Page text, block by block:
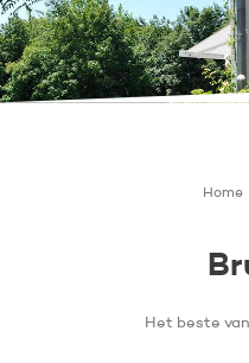
Home
Het beste